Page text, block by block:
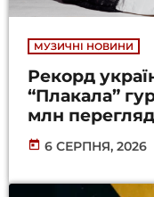
МУЗИЧНІ НОВИНИ
Рекорд
“Плакала”
млн
today 6 СЕРПНЯ, 2026